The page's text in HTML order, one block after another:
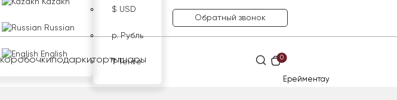
Kazakh
Russian
English
$ USD
р. Рубль
₸ Тенге
Обратный звонок
коробочкиподаркитортышары 0
Ерейментау